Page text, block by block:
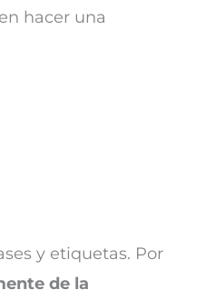
hacer una
y etiquetas. Por
de la